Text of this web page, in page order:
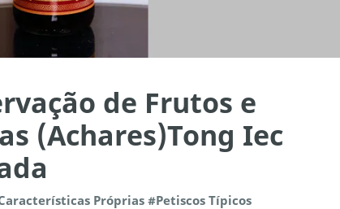
de Frutos e
(Achares)Tong Iec
Próprias #Petiscos Típicos